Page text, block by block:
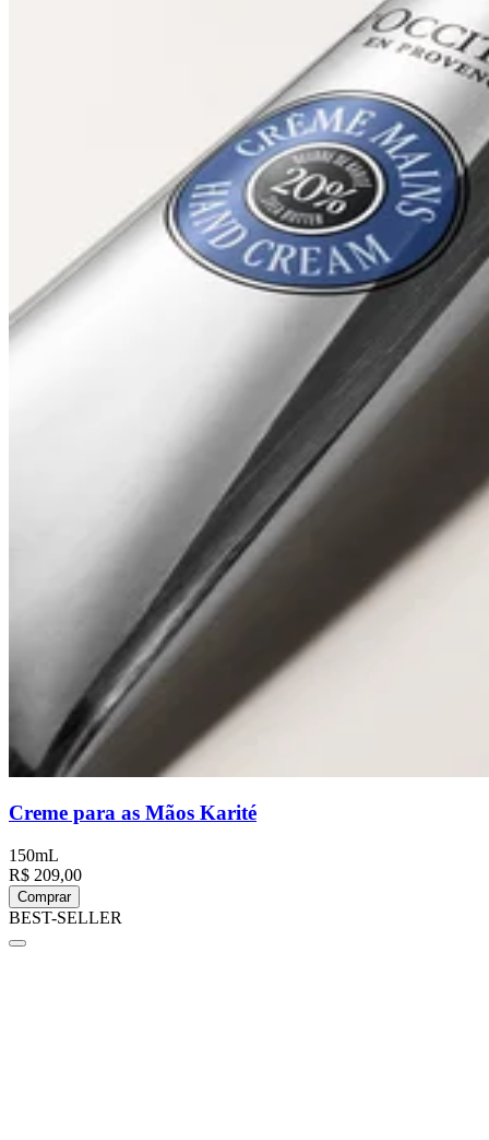
Creme para as Mãos Karité
150mL
R$ 209,00
Comprar
BEST-SELLER